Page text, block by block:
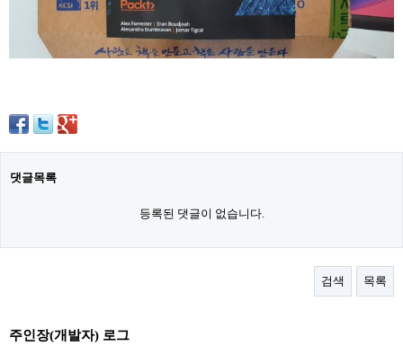
댓글목록
등록된 댓글이 없습니다.
검색 목록
주인장(개발자) 로그